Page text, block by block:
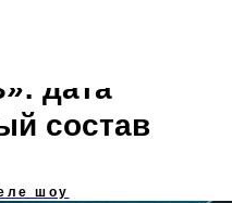
дата
состав
шоу